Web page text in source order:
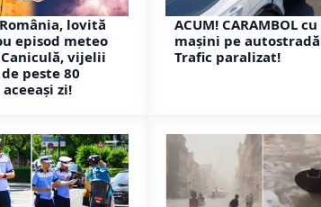
România, lovită
episod meteo
vijelii
peste 80
zi!
ACUM! CARAMBOL cu
mașini pe
Trafic paralizat!